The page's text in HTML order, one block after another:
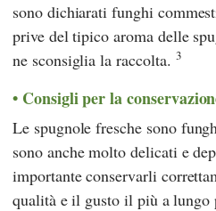
sono dichiarati funghi
prive del tipico aroma delle
ne sconsiglia la raccolta. 3
Consigli per la
Le spugnole fresche sono
sono anche molto delicati e
importante conservarli
qualità e il gusto il più a lungo